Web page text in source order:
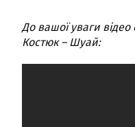
До вашої уваги
Костюк – Шуай: